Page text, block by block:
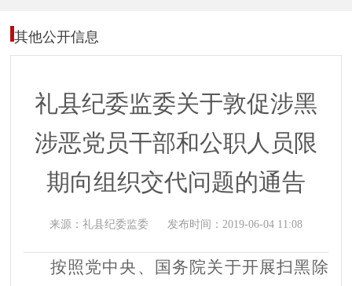
其他公开信息
礼县纪委监委关于敦促涉黑
涉恶党员干部和公职人员限
期向组织交代问题的通告
来源： 礼县纪委监委 发布时间： 2019-06-04 11:08
按照党中央、国务院关于开展扫黑除